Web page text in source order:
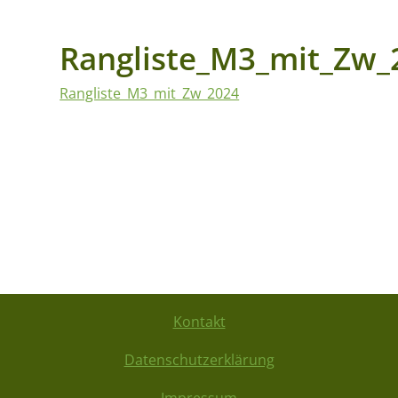
Rangliste_M3_mit_Zw_2024
Kontakt
Datenschutzerklärung